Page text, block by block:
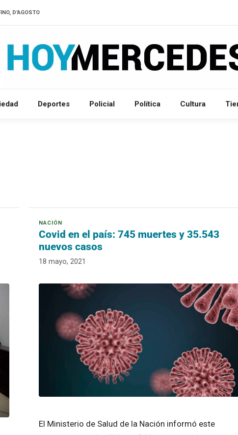
D'AGOSTO
Deportes Policial Política Cultura
Covid en el país: 745 muertes y 35.543
nuevos casos
18 mayo, 2021
El Ministerio de Salud de la Nación informó este